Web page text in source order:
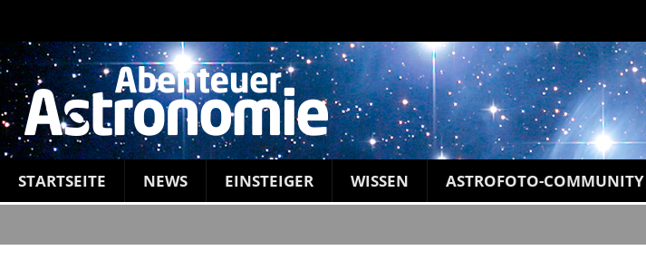
STARTSEITE NEWS EINSTEIGER WISSEN ASTROFOTO-COMMUNITY